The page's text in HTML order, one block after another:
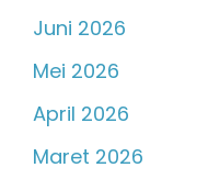
Juni 2026
Mei 2026
April 2026
Maret 2026